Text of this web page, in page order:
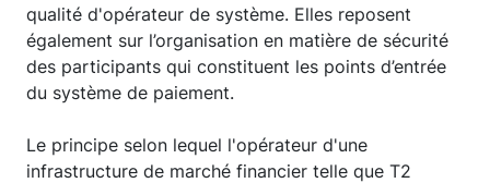
qualité d'opérateur de système. Elles reposent
également sur l’organisation en matière de sécurité
des participants qui constituent les points d’entrée
du système de paiement.
Le principe selon lequel l'opérateur d'une
infrastructure de marché financier telle que T2